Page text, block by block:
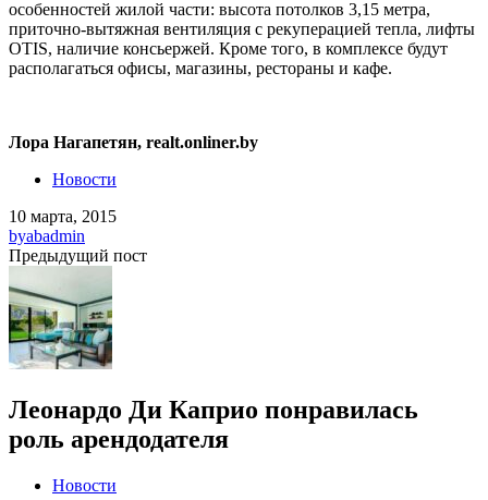
особенностей жилой части: высота потолков 3,15 метра,
приточно-вытяжная вентиляция с рекуперацией тепла, лифты
ОTIS, наличие консьержей. Кроме того, в комплексе будут
располагаться офисы, магазины, рестораны и кафе.
Лора Нагапетян, realt.onliner.by
Новости
10 марта, 2015
byabadmin
Предыдущий пост
Леонардо Ди Каприо понравилась
роль арендодателя
Новости